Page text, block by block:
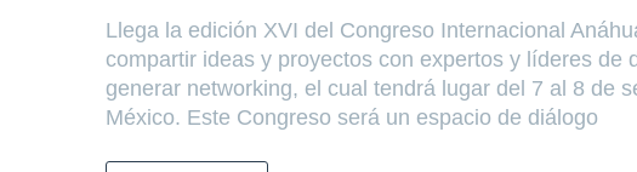
Llega la edición XVI del Congreso Internacional
compartir ideas y proyectos con expertos y líderes
generar networking, el cual tendrá lugar del 7 al 8 de
México. Este Congreso será un espacio de diálogo